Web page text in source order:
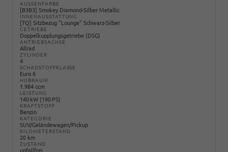
AUSSENFARBE
[B3B3] Smokey Diamond-Silber Metallic
INNENAUSSTATTUNG
[TQ] Sitzbezug "Lounge" Schwarz-Silber
GETRIEBE
Doppelkupplungsgetriebe (DSG)
ANTRIEBSACHSE
Allrad
ZYLINDER
4
SCHADSTOFFKLASSE
Euro 6
HUBRAUM
1.984 ccm
LEISTUNG
140 kW (190 PS)
KRAFTSTOFF
Benzin
KATEGORIE
SUV/Geländewagen/Pickup
KILOMETERSTAND
20 km
ZUSTAND
unfallfrei